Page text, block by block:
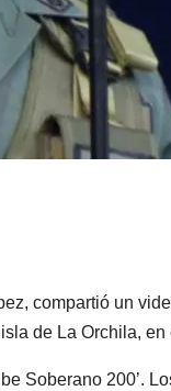
compartió un
de La Orchila,
Soberano 200’.